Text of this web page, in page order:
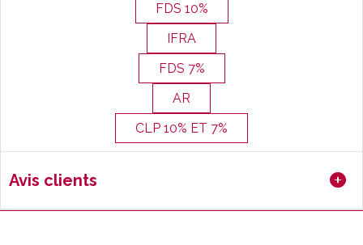
FDS 10%
IFRA
FDS 7%
AR
CLP 10% ET 7%
Avis clients